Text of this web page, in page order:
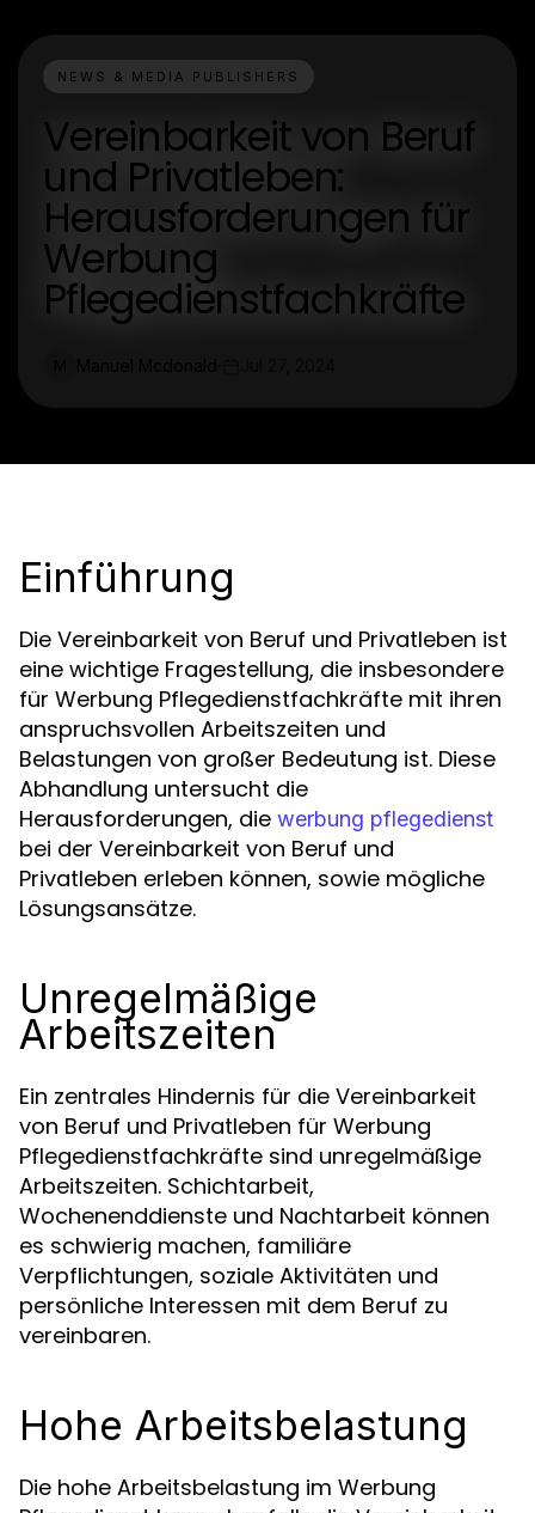
NEWS & MEDIA PUBLISHERS
Vereinbarkeit von Beruf
und Privatleben:
Herausforderungen für
Werbung
Pflegedienstfachkräfte
Einführung
Die Vereinbarkeit von Beruf und Privatleben ist
eine wichtige Fragestellung, die insbesondere
für Werbung Pflegedienstfachkräfte mit ihren
anspruchsvollen Arbeitszeiten und
Belastungen von großer Bedeutung ist. Diese
Abhandlung untersucht die
Herausforderungen, die werbung pflegedienst
bei der Vereinbarkeit von Beruf und
Privatleben erleben können, sowie mögliche
Lösungsansätze.
Unregelmäßige
Arbeitszeiten
Ein zentrales Hindernis für die Vereinbarkeit
von Beruf und Privatleben für Werbung
Pflegedienstfachkräfte sind unregelmäßige
Arbeitszeiten. Schichtarbeit,
Wochenenddienste und Nachtarbeit können
es schwierig machen, familiäre
Verpflichtungen, soziale Aktivitäten und
persönliche Interessen mit dem Beruf zu
vereinbaren.
Hohe Arbeitsbelastung
Die hohe Arbeitsbelastung im Werbung